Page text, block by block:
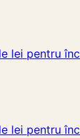
lei pentru
lei pentru